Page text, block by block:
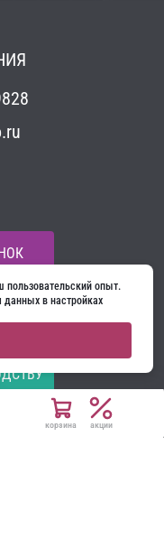
корзина акции
компании
двери
запрещено!
пользовательский опыт.
данных в настройках